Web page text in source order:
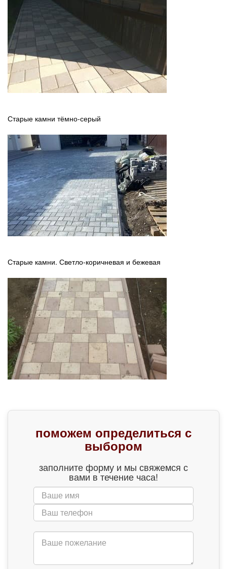
Старые камни тёмно-серый
Старые камни. Светло-коричневая и бежевая
поможем определиться с
выбором
заполните форму и мы свяжемся с
вами в течение часа!